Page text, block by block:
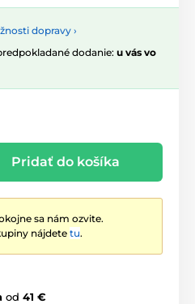
dopravy ›
dodanie: u vás vo
Pridať do košíka
sa nám ozvite.
nájdete tu.
od 41 €